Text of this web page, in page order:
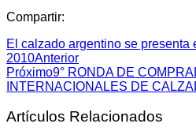
Compartir:
El calzado argentino se presenta
2010Anterior
Próximo9° RONDA DE
INTERNACIONALES DE
Artículos Relacionados